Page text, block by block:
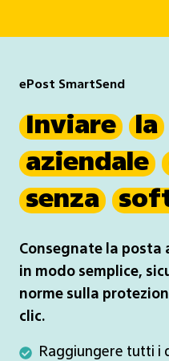
ePost SmartSend
Inviare la
aziendale
senza
Consegnate la
in modo semplice,
norme sulla
clic.
Raggiungere tutti i
Raggiungere